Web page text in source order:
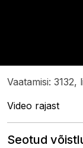
Vaatamisi:
Video rajast
Seotud